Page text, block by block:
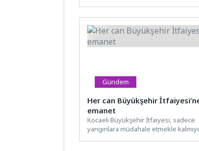
Gündem
Her can Büyükşehir
emanet
Kocaeli Büyükşehir İtfaiyesi, sadece
yangınlara müdahale etmekle